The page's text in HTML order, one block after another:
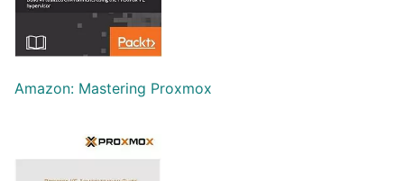
Amazon: Mastering Proxmox